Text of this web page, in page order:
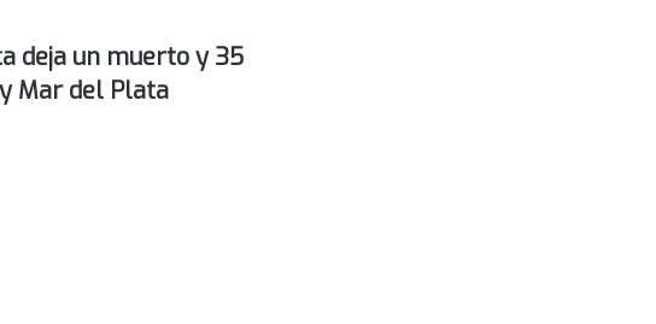
deja un muerto y 35
Mar del Plata